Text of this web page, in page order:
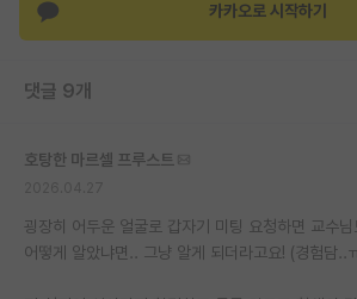
커리어
반도체 아카데미
카카오로 시작하기
댓글 9개
호탕한 마르셀 프루스트
굉장히 어두운 얼굴로 갑자기 미팅 요청하면 교수님
어떻게 알았냐면.. 그냥 알게 되더라고요! (경험담..